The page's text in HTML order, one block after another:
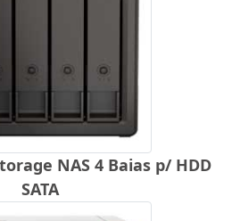
NAS 4 Baias p/ HDD
SATA